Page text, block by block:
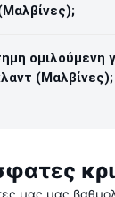
(Μαλβίνες);
μας μας